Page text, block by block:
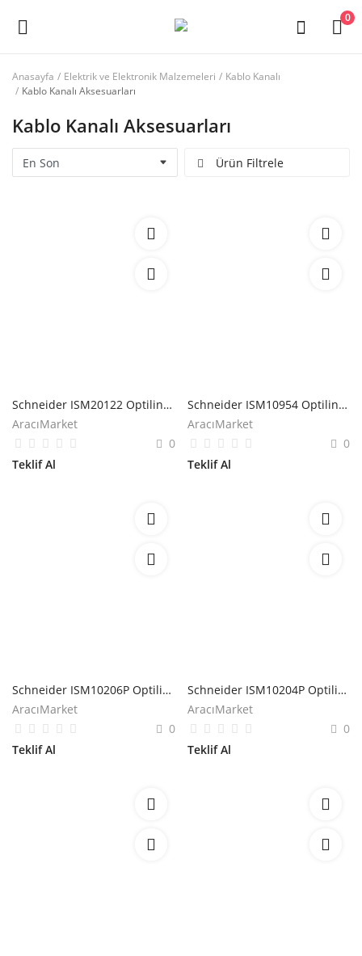
0
Ana Menü
Kategoriler
Anasayfa
Anasayfa Elektrik ve Elektronik Malzemeleri
Kablo Kanalı
Kablo Kanalı Aksesuarları
Kablo Kanalı Aksesuarları
Ürün Filtrele
Schneider ISM20122 Optiline 45 Çift Taraflı Alüminyum Sütun
AracıMarket
0
Teklif Al
Schneider ISM10954 Optiline 45 Sarı-Yeşil Topraklama Kiti
AracıMarket
0
Teklif Al
Schneider ISM10206P Optiline 45 Mafsal Kapağı Parçası
AracıMarket
0
Teklif Al
Schneider ISM10204P Optiline 45/70 Kutup Beyazı Uç Tapa
AracıMarket
0
Teklif Al